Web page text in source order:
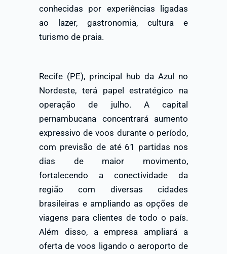
conhecidas por experiências ligadas
ao lazer, gastronomia, cultura e
turismo de praia.
Recife (PE), principal hub da Azul no
Nordeste, terá papel estratégico na
operação de julho. A capital
pernambucana concentrará aumento
expressivo de voos durante o período,
com previsão de até 61 partidas nos
dias de maior movimento,
fortalecendo a conectividade da
região com diversas cidades
brasileiras e ampliando as opções de
viagens para clientes de todo o país.
Além disso, a empresa ampliará a
oferta de voos ligando o aeroporto de